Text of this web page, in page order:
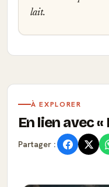
lait.
À EXPLORER
En lien avec
Partager :